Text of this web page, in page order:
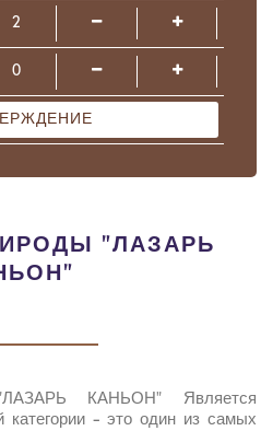
"ЛАЗАРЬ
КАНЬОН" Является
категории - это один из самых